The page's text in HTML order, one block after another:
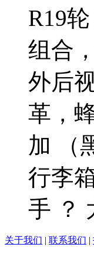
R19
组合
外后
革，
加 （
行李
手 ？
关于我们 联系我们